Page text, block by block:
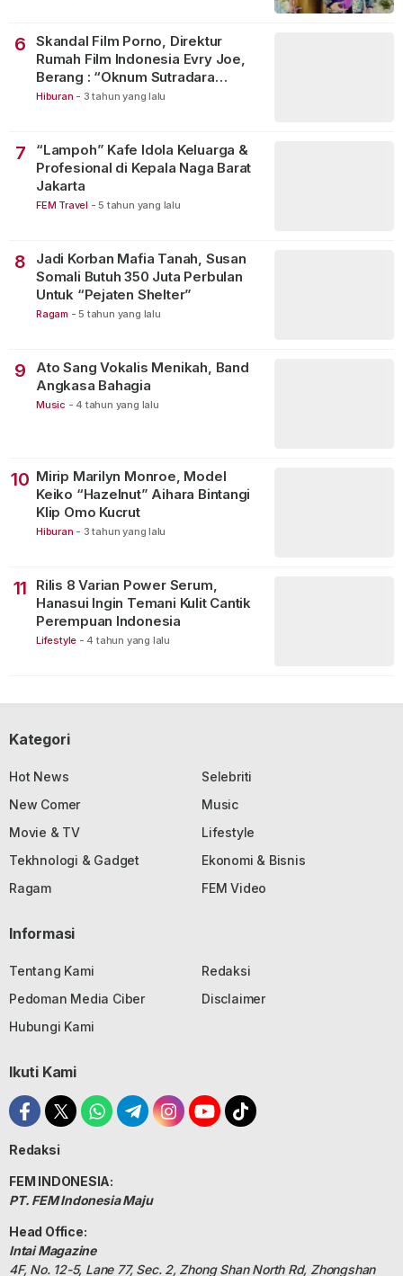
6
Skandal Film Porno, Direktur
Rumah Film Indonesia Evry Joe,
Berang : “Oknum Sutradara
Merusak Perfilman Indonesia”!
Hiburan - 3 tahun yang lalu
7
“Lampoh” Kafe Idola Keluarga &
Profesional di Kepala Naga Barat
Jakarta
FEM Travel - 5 tahun yang lalu
8
Jadi Korban Mafia Tanah, Susan
Somali Butuh 350 Juta Perbulan
Untuk “Pejaten Shelter”
Ragam - 5 tahun yang lalu
9
Ato Sang Vokalis Menikah, Band
Angkasa Bahagia
Music - 4 tahun yang lalu
10 Mirip Marilyn Monroe, Model
Keiko “Hazelnut” Aihara Bintangi
Klip Omo Kucrut
Hiburan - 3 tahun yang lalu
11
Rilis 8 Varian Power Serum,
Hanasui Ingin Temani Kulit Cantik
Perempuan Indonesia
Lifestyle - 4 tahun yang lalu
Kategori
Hot News
Selebriti
New Comer
Music
Movie & TV
Lifestyle
Tekhnologi & Gadget
Ekonomi & Bisnis
Ragam
FEM Video
Informasi
Tentang Kami
Redaksi
Pedoman Media Ciber
Disclaimer
Hubungi Kami
Ikuti Kami
Redaksi
FEM INDONESIA:
PT. FEM Indonesia Maju
Head Office:
Intai Magazine
4F, No. 12-5, Lane 77, Sec. 2, Zhong Shan North Rd, Zhongshan